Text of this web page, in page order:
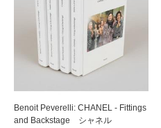
Benoit Peverelli: CHANEL - Fittings
and Backstage シャネル